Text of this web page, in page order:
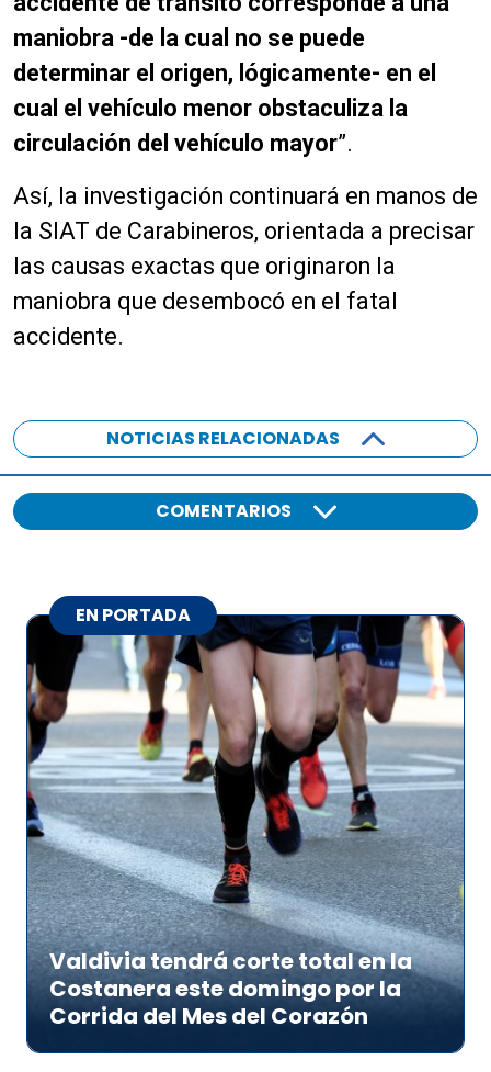
maniobra -de la cual no se puede
determinar el origen, lógicamente- en el
cual el vehículo menor obstaculiza la
circulación del vehículo mayor”.
Así, la investigación continuará en manos de
la SIAT de Carabineros, orientada a precisar
las causas exactas que originaron la
maniobra que desembocó en el fatal
accidente.
NOTICIAS RELACIONADAS
COMENTARIOS
EN PORTADA
Valdivia tendrá corte total en la
Costanera este domingo por la
Corrida del Mes del Corazón